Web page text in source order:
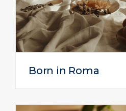
Born in Roma